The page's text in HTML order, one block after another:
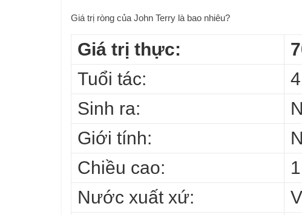
Giá trị ròng của John Terry là bao nhiêu?
Giá trị thực:
Tuổi tác:
Sinh ra:
Giới tính:
Chiều cao:
Nước xuất xứ: